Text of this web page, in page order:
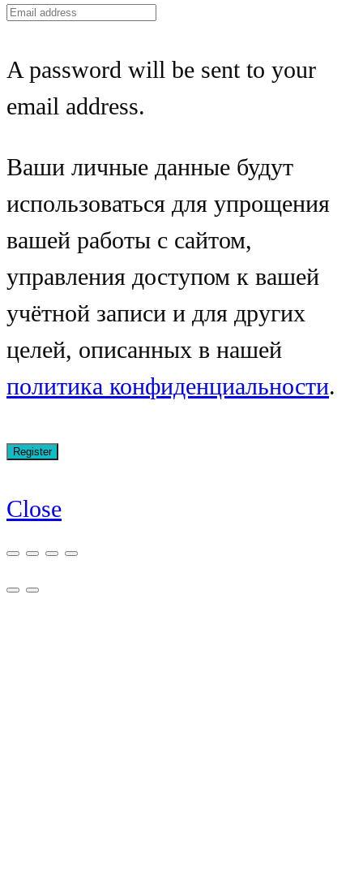
A password will be sent to your
email address.
Ваши личные данные будут
использоваться для упрощения
вашей работы с сайтом,
управления доступом к вашей
учётной записи и для других
целей, описанных в нашей
политика конфиденциальности.
Close